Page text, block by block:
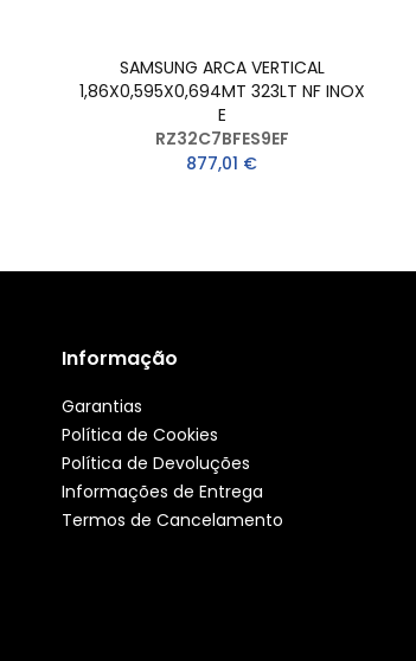
SAMSUNG ARCA VERTICAL
1,86X0,595X0,694MT 323LT NF INOX
E
RZ32C7BFES9EF
877,01 €
Informação
Garantias
Política de Cookies
Política de Devoluções
Informações de Entrega
Termos de Cancelamento